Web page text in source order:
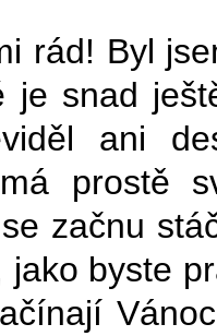
rád! Byl
je snad
ani
prostě
začnu
jako byste